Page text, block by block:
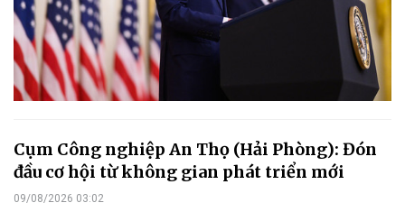
Cụm Công nghiệp An Thọ (Hải Phòng): Đón
đầu cơ hội từ không gian phát triển mới
09/08/2026 03:02